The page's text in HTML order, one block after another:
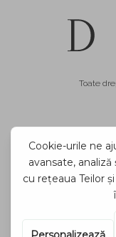
Toate